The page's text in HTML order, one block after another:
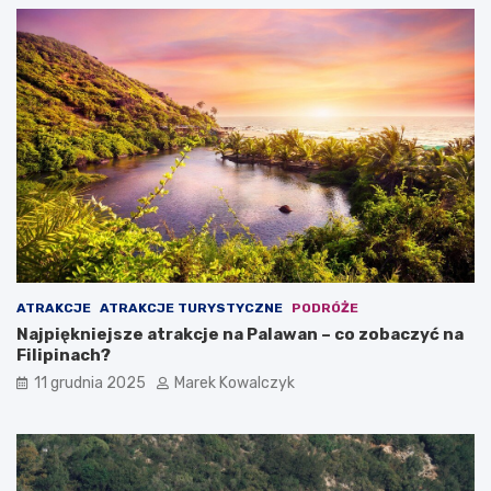
o
w
a
r
t
o
z
o
b
a
c
z
y
ć
?
e
ł
k
i
w
P
o
l
s
c
e
ATRAKCJE ATRAKCJE TURYSTYCZNE PODRÓŻE
Najpiękniejsze atrakcje na Palawan – co zobaczyć na
Filipinach?
11 grudnia 2025 Marek Kowalczyk